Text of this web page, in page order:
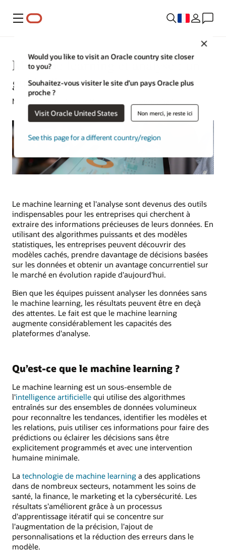
Menu
Would you like to visit an Oracle country site closer
to you?
Souhaitez-vous visiter le site d’un pays Oracle plus
proche ?
Visit Oracle United States Non merci, je reste ici
See this page for a different country/region
Machine learning et analyse : un
guide d'expert
Michael Chen | Senior Writer | 22 octobre 2024
Le machine learning et l'analyse sont devenus des outils
indispensables pour les entreprises qui cherchent à
extraire des informations précieuses de leurs données. En
utilisant des algorithmes puissants et des modèles
statistiques, les entreprises peuvent découvrir des
modèles cachés, prendre davantage de décisions basées
sur les données et obtenir un avantage concurrentiel sur
le marché en évolution rapide d'aujourd'hui.
Bien que les équipes puissent analyser les données sans
le machine learning, les résultats peuvent être en deçà
des attentes. Le fait est que le machine learning
augmente considérablement les capacités des
plateformes d'analyse.
Qu’est-ce que le machine learning ?
Le machine learning est un sous-ensemble de
l'intelligence artificielle qui utilise des algorithmes
entraînés sur des ensembles de données volumineux
pour reconnaître les tendances, identifier les modèles et
les relations, puis utiliser ces informations pour faire des
prédictions ou éclairer les décisions sans être
explicitement programmés et avec une intervention
humaine minimale.
La technologie de machine learning a des applications
dans de nombreux secteurs, notamment les soins de
santé, la finance, le marketing et la cybersécurité. Les
résultats s'améliorent grâce à un processus
d'apprentissage itératif qui se concentre sur
l'augmentation de la précision, l'ajout de
personnalisations et la réduction des erreurs dans le
modèle.